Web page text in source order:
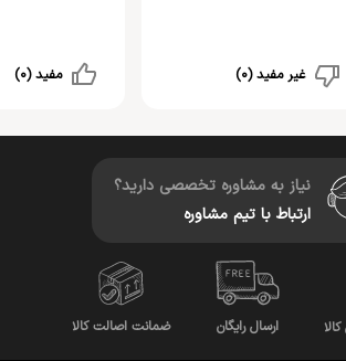
غیر مفید (0) مفید (0)
نیاز به مشاوره تخصصی دارید؟
ارتباط با تیم مشاوره
ارسال رایگان ضمانت اصالت کالا